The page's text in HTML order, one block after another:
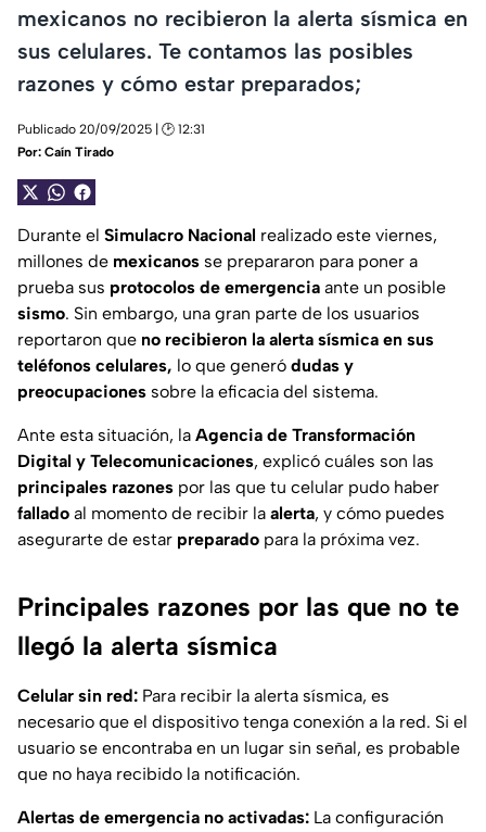
mexicanos no recibieron la alerta sísmica en
sus celulares. Te contamos las posibles
razones y cómo estar preparados;
Publicado 20/09/2025 | 🕑 12:31
Por: Caín Tirado
Durante el Simulacro Nacional realizado este viernes,
millones de mexicanos se prepararon para poner a
prueba sus protocolos de emergencia ante un posible
sismo. Sin embargo, una gran parte de los usuarios
reportaron que no recibieron la alerta sísmica en sus
teléfonos celulares, lo que generó dudas y
preocupaciones sobre la eficacia del sistema.
Ante esta situación, la Agencia de Transformación
Digital y Telecomunicaciones, explicó cuáles son las
principales razones por las que tu celular pudo haber
fallado al momento de recibir la alerta, y cómo puedes
asegurarte de estar preparado para la próxima vez.
Principales razones por las que no te
llegó la alerta sísmica
Celular sin red: Para recibir la alerta sísmica, es
necesario que el dispositivo tenga conexión a la red. Si el
usuario se encontraba en un lugar sin señal, es probable
que no haya recibido la notificación.
Alertas de emergencia no activadas: La configuración